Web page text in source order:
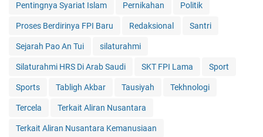
Pentingnya Syariat Islam Pernikahan Politik
Proses Berdirinya FPI Baru Redaksional Santri
Sejarah Pao An Tui silaturahmi
Silaturahmi HRS Di Arab Saudi SKT FPI Lama Sport
Sports Tabligh Akbar Tausiyah Tekhnologi
Tercela Terkait Aliran Nusantara
Terkait Aliran Nusantara Kemanusiaan